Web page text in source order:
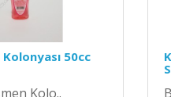
50cc
Kolo..